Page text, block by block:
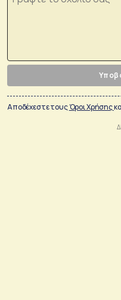
Αποδέχεστε τουςΌροι Χρήσης